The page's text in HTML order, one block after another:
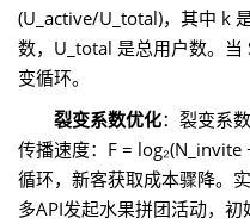
(U_active/U_total)，其中 k
数，U_total 是总用户数。当
变循环。
裂变系数优化：裂变系
传播速度：F = log₂(N_invite
循环，新客获取成本骤降。
多API发起水果拼团活动，